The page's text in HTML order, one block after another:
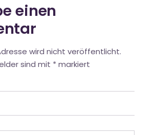
einen
wird nicht veröffentlicht.
sind mit * markiert